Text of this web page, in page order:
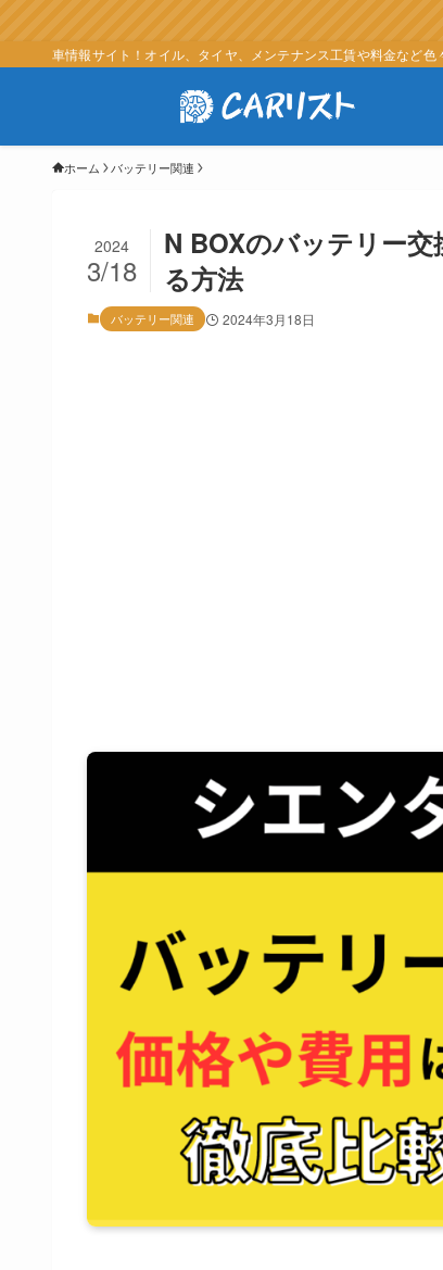
車情報サイト！オイル、タイヤ、メンテナンス工賃や料金など色
ホーム バッテリー関連
N BOXのバッテリー
る方法
2024
3/18
バッテリー関連 2024年3月18日